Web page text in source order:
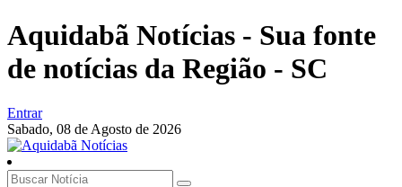
Aquidabã Notícias - Sua fonte
de notícias da Região - SC
Entrar
Sabado, 08 de Agosto de 2026